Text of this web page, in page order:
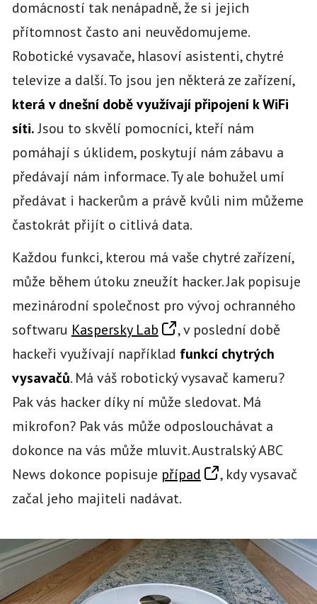
domácností tak nenápadně, že si jejich
přítomnost často ani neuvědomujeme.
Robotické vysavače, hlasoví asistenti, chytré
televize a další. To jsou jen některá ze zařízení,
která v dnešní době využívají připojení k WiFi
síti.Jsou to skvělí pomocníci, kteří nám
pomáhají s úklidem, poskytují nám zábavu a
předávají nám informace. Ty ale bohužel umí
předávat i hackerům a právě kvůli nim můžeme
častokrát přijít o citlivá data.
Každou funkci, kterou má vaše chytré zařízení,
může během útoku zneužít hacker. Jak popisuje
mezinárodní společnost pro vývoj ochranného
softwaru Kaspersky Lab
, v poslední době
hackeři využívají například funkcí chytrých
vysavačů. Má váš robotický vysavač kameru?
Pak vás hacker díky ní může sledovat. Má
mikrofon? Pak vás může odposlouchávat a
dokonce na vás může mluvit. Australský ABC
News dokonce popisuje případ
, kdy vysavač
začal jeho majiteli nadávat.